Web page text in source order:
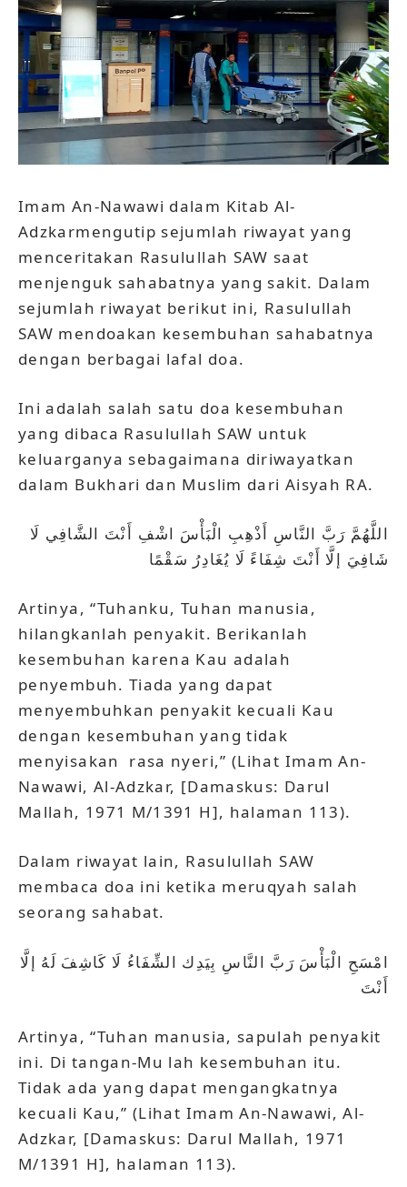
Imam An-Nawawi dalam Kitab Al-
Adzkarmengutip sejumlah riwayat yang
menceritakan Rasulullah SAW saat
menjenguk sahabatnya yang sakit. Dalam
sejumlah riwayat berikut ini, Rasulullah
SAW mendoakan kesembuhan sahabatnya
dengan berbagai lafal doa.
Ini adalah salah satu doa kesembuhan
yang dibaca Rasulullah SAW untuk
keluarganya sebagaimana diriwayatkan
dalam Bukhari dan Muslim dari Aisyah RA.
اللَّهُمَّ رَبَّ النَّاسِ أَذْهِبِ الْبَأْسَ اشْفِ أَنْتَ الشَّافِي لَا
شَافِيَ إلَّا أَنْتَ شِفَاءً لَا يُغَادِرُ سَقْمًا
Artinya, “Tuhanku, Tuhan manusia,
hilangkanlah penyakit. Berikanlah
kesembuhan karena Kau adalah
penyembuh. Tiada yang dapat
menyembuhkan penyakit kecuali Kau
dengan kesembuhan yang tidak
menyisakan rasa nyeri,” (Lihat Imam An-
Nawawi, Al-Adzkar, [Damaskus: Darul
Mallah, 1971 M/1391 H], halaman 113).
Dalam riwayat lain, Rasulullah SAW
membaca doa ini ketika meruqyah salah
seorang sahabat.
امْسَحِ الْبَأْسَ رَبَّ النَّاسِ بِيَدِك الشِّفَاءُ لَا كَاشِفَ لَهُ إلَّا
أَنْتَ
Artinya, “Tuhan manusia, sapulah penyakit
ini. Di tangan-Mu lah kesembuhan itu.
Tidak ada yang dapat mengangkatnya
kecuali Kau,” (Lihat Imam An-Nawawi, Al-
Adzkar, [Damaskus: Darul Mallah, 1971
M/1391 H], halaman 113).